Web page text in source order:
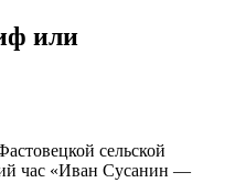
или
сельской
час «Иван Сусанин —